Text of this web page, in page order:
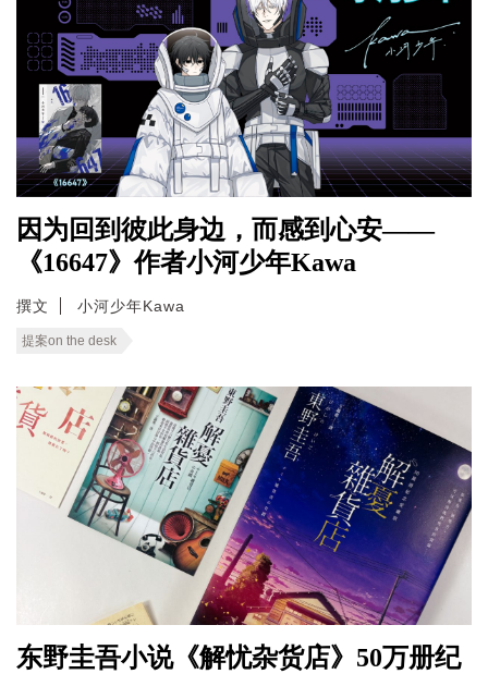
因为回到彼此身边，而感到心安——
《16647》作者小河少年Kawa
撰文 小河少年Kawa
提案on the desk
东野圭吾小说《解忧杂货店》50万册纪